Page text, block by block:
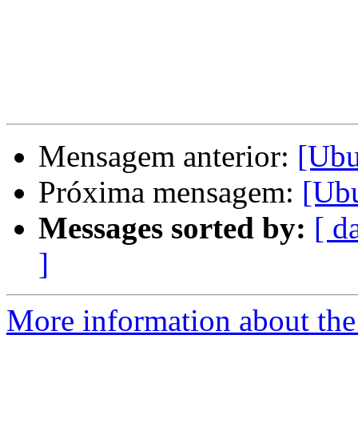
Mensagem anterior:
Próxima mensagem:
Messages sorted by: [
]
More information about